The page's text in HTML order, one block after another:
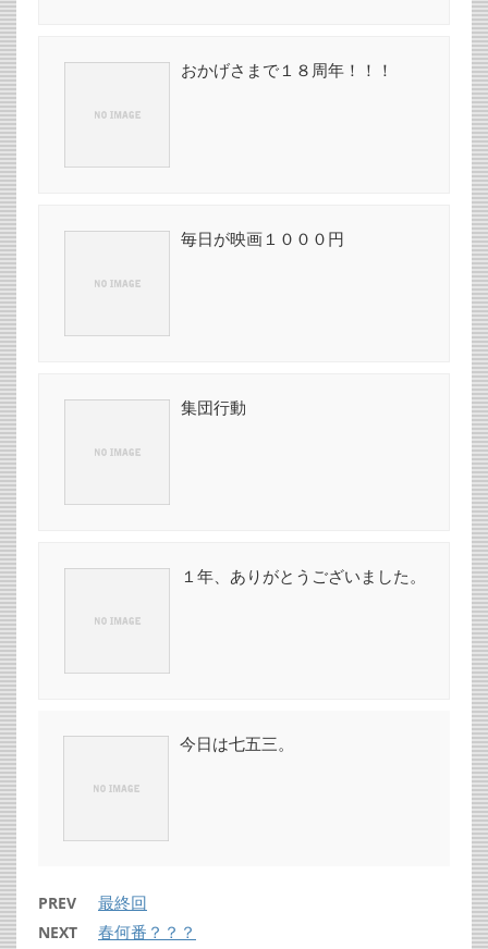
おかげさまで１８周年！！！
毎日が映画１０００円
集団行動
１年、ありがとうございました。
今日は七五三。
PREV 最終回
NEXT 春何番？？？